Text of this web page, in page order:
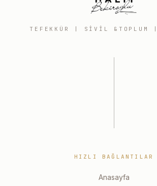
TEFEKKÜR | SIVIL &TOPLUM |
HIZLI BAĞLANTILAR
Anasayfa